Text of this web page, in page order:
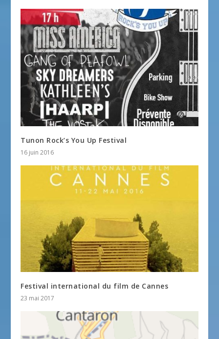
Tunon Rock’s You Up Festival
16 juin 2016
Festival international du film de Cannes
23 mai 2017